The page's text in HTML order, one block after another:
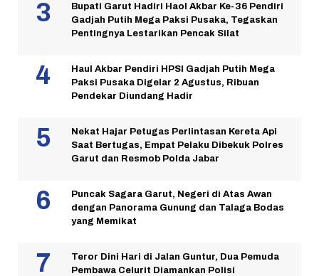
Bupati Garut Hadiri Haol Akbar Ke-36 Pendiri
Gadjah Putih Mega Paksi Pusaka, Tegaskan
Pentingnya Lestarikan Pencak Silat
Haul Akbar Pendiri HPSI Gadjah Putih Mega
Paksi Pusaka Digelar 2 Agustus, Ribuan
Pendekar Diundang Hadir
Nekat Hajar Petugas Perlintasan Kereta Api
Saat Bertugas, Empat Pelaku Dibekuk Polres
Garut dan Resmob Polda Jabar
Puncak Sagara Garut, Negeri di Atas Awan
dengan Panorama Gunung dan Talaga Bodas
yang Memikat
Teror Dini Hari di Jalan Guntur, Dua Pemuda
Pembawa Celurit Diamankan Polisi